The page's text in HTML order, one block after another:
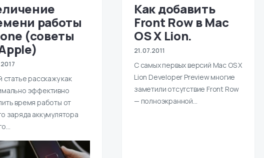
работы
(советы
статье расскажу как
эффективно
время работы от
заряда аккумулятора
Как добавить
Front Row в Mac
OS X Lion.
21.07.2011
С самых первых версий Mac OS X
Lion Developer Preview многие
заметили отсутствие Front Row
— полноэкранной…